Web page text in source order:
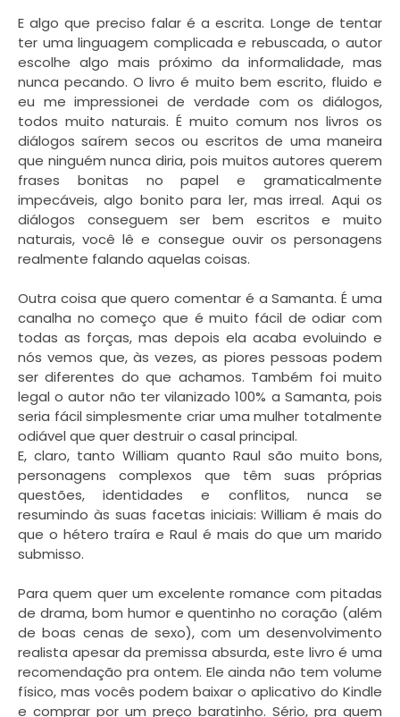
E algo que preciso falar é a escrita. Longe de tentar
ter uma linguagem complicada e rebuscada, o autor
escolhe algo mais próximo da informalidade, mas
nunca pecando. O livro é muito bem escrito, fluido e
eu me impressionei de verdade com os diálogos,
todos muito naturais. É muito comum nos livros os
diálogos saírem secos ou escritos de uma maneira
que ninguém nunca diria, pois muitos autores querem
frases bonitas no papel e gramaticalmente
impecáveis, algo bonito para ler, mas irreal. Aqui os
diálogos conseguem ser bem escritos e muito
naturais, você lê e consegue ouvir os personagens
realmente falando aquelas coisas.
Outra coisa que quero comentar é a Samanta. É uma
canalha no começo que é muito fácil de odiar com
todas as forças, mas depois ela acaba evoluindo e
nós vemos que, às vezes, as piores pessoas podem
ser diferentes do que achamos. Também foi muito
legal o autor não ter vilanizado 100% a Samanta, pois
seria fácil simplesmente criar uma mulher totalmente
odiável que quer destruir o casal principal.
E, claro, tanto William quanto Raul são muito bons,
personagens complexos que têm suas próprias
questões, identidades e conflitos, nunca se
resumindo às suas facetas iniciais: William é mais do
que o hétero traíra e Raul é mais do que um marido
submisso.
Para quem quer um excelente romance com pitadas
de drama, bom humor e quentinho no coração (além
de boas cenas de sexo), com um desenvolvimento
realista apesar da premissa absurda, este livro é uma
recomendação pra ontem. Ele ainda não tem volume
físico, mas vocês podem baixar o aplicativo do Kindle
e comprar por um preço baratinho. Sério, pra quem